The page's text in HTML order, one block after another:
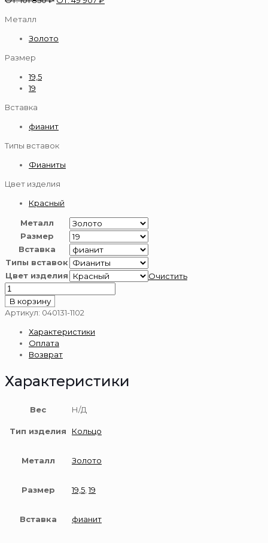
Металл
Золото
Размер
19,5
19
Вставка
фианит
Типы вставок
Фианиты
Цвет изделия
Красный
Металл
Размер
Вставка
Типы вставок
Цвет изделия
Очистить
Количество
товара
Кольцо
золота
пробы
В корзину
Артикул: 040131-1102
Характеристики
Оплата
Возврат
Характеристики
Вес Н/Д
Тип изделия Кольцо
Металл Золото
Размер 19,5 ,19
Вставка фианит